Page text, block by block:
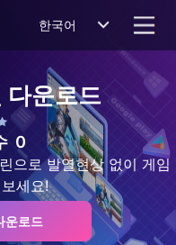
한국어
다운로드
0
으로 발열현상 없이 게임
세요!
운로드